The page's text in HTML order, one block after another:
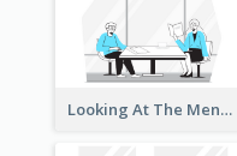
Looking At The Menu Illustration